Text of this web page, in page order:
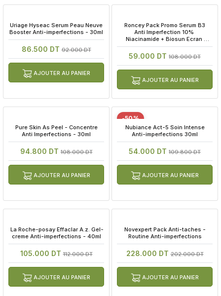
Uriage Hyseac Serum Peau Neuve
Booster Anti-imperfections - 30ml
86.500 DT92.000 DT
AJOUTER AU PANIER
Roncey Pack Promo Serum B3
Anti Imperfection 10%
Niacinamide + Biosun Ecran
Solaire Invisible Offert
59.000 DT 108.000 DT
AJOUTER AU PANIER
Pure Skin As Peel - Concentre
Anti Imperfections - 30ml
94.800 DT108.000 DT
AJOUTER AU PANIER
-50%
Nubiance Act-5 Soin Intense
Anti-imperfections 30ml
54.000 DT 109.800 DT
AJOUTER AU PANIER
La Roche-posay Effaclar A.z. Gel-
creme Anti-imperfections - 40ml
105.000 DT112.000 DT
AJOUTER AU PANIER
Novexpert Pack Anti-taches -
Routine Anti-imperfections
228.000 DT202.000 DT
AJOUTER AU PANIER